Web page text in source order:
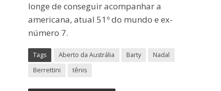
longe de conseguir acompanhar a
americana, atual 51º do mundo e ex-
número 7.
Tags Aberto da Austrália Barty
Nadal
Berrettini
tênis